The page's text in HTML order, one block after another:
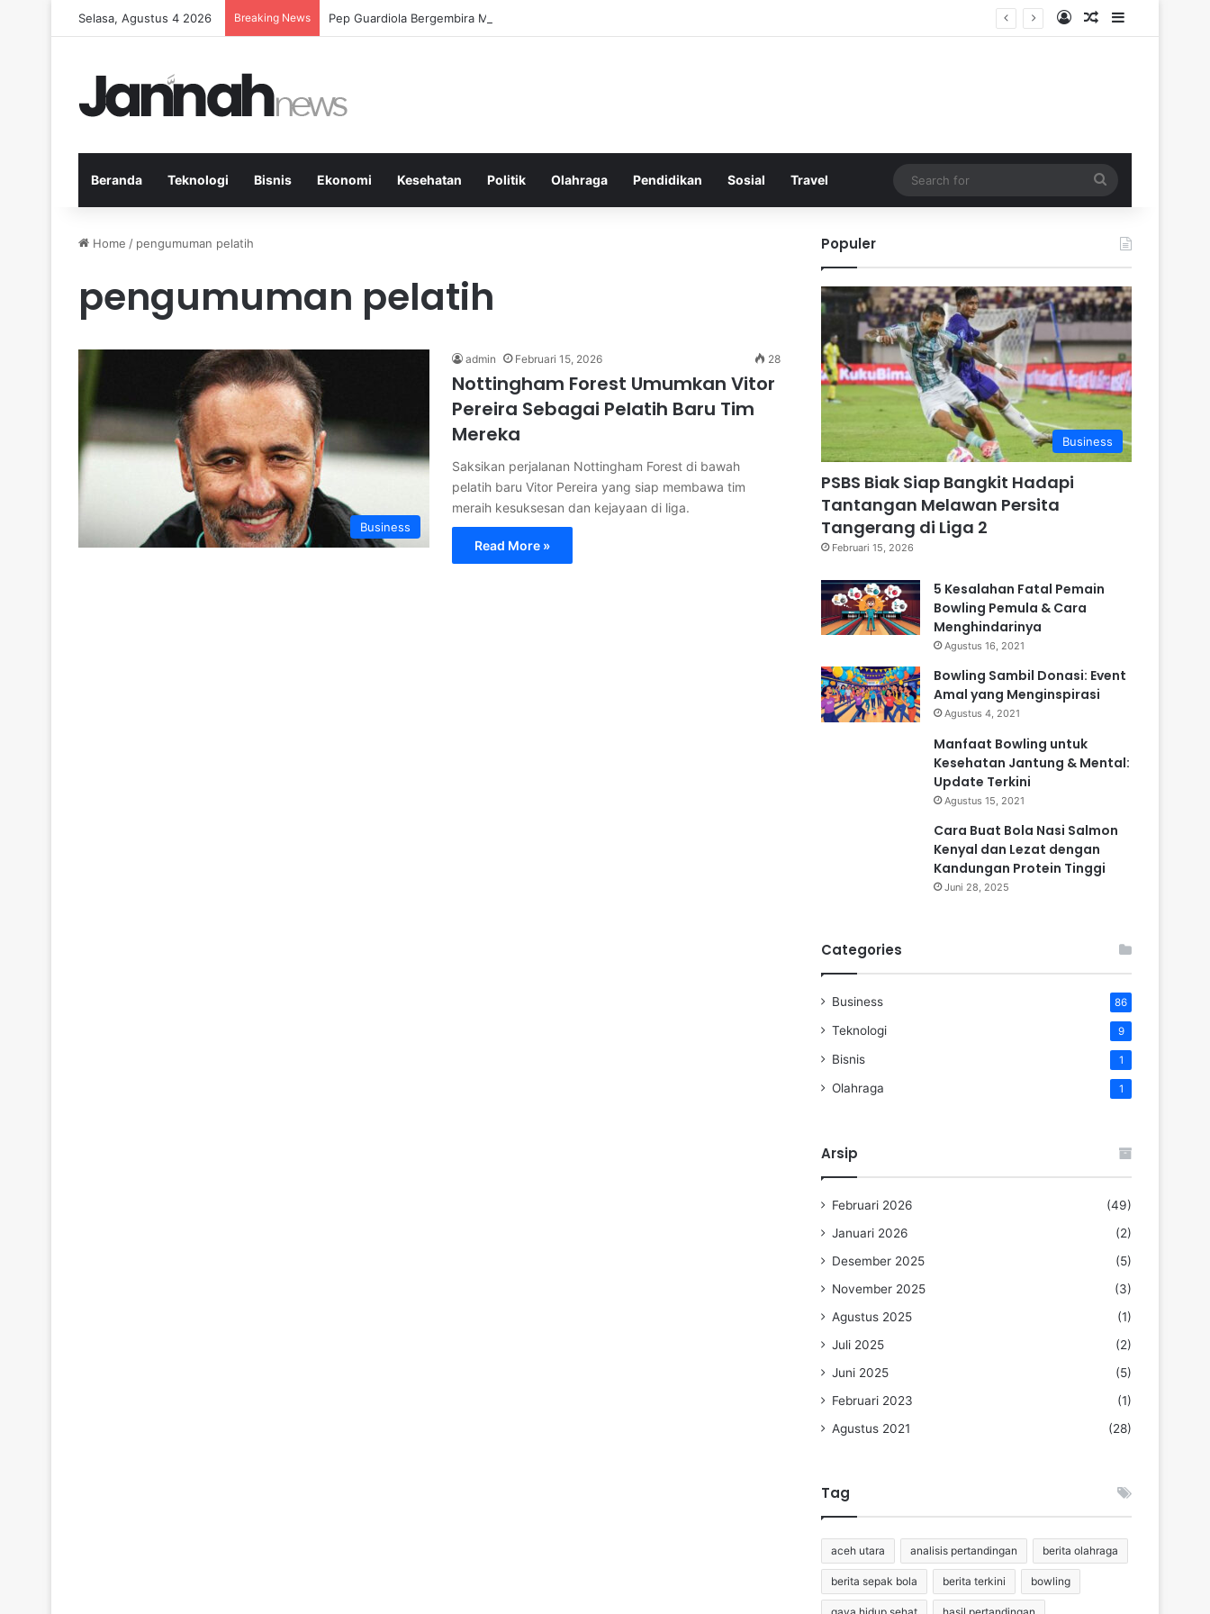
Selasa, Agustus 4 2026 Breaking News Pep Guardiola Bergembira Memiliki John Stones Kembali di Timnya Log InRandom Article
Sidebar
Beranda Teknologi Bisnis Ekonomi Kesehatan Politik Olahraga Pendidikan Sosial Travel
for
Home / pengumuman pelatih
pengumuman pelatih
Business
admin Februari 15, 2026 28
Nottingham Forest Umumkan Vitor
Pereira Sebagai Pelatih Baru Tim
Mereka
Saksikan perjalanan Nottingham Forest di bawah
pelatih baru Vitor Pereira yang siap membawa tim
meraih kesuksesan dan kejayaan di liga.
Read More »
Populer
Business
PSBS Biak Siap Bangkit Hadapi
Tantangan Melawan Persita
Tangerang di Liga 2
Februari 15, 2026
5 Kesalahan Fatal Pemain
Bowling Pemula & Cara
Menghindarinya
Agustus 16, 2021
Bowling Sambil Donasi: Event
Amal yang Menginspirasi
Agustus 4, 2021
Manfaat Bowling untuk
Kesehatan Jantung & Mental:
Update Terkini
Agustus 15, 2021
Cara Buat Bola Nasi Salmon
Kenyal dan Lezat dengan
Kandungan Protein Tinggi
Juni 28, 2025
Categories
Business 86
Teknologi 9
Bisnis 1
Olahraga 1
Arsip
Februari 2026
(49)
Januari 2026
(2)
Desember 2025
(5)
November 2025
(3)
Agustus 2025
(1)
Juli 2025
(2)
Juni 2025
(5)
Februari 2023
(1)
Agustus 2021
(28)
Tag
aceh utara analisis pertandingan berita olahraga
berita sepak bola berita terkini bowling